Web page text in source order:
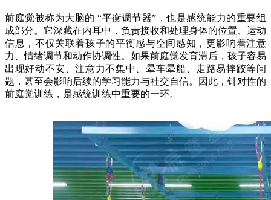
前庭觉被称为大脑的 “平衡调节器”，也是感统能力的重要组
成部分。它深藏在内耳中，负责接收和处理身体的位置、运动
信息，不仅关联着孩子的平衡感与空间感知，更影响着注意
力、情绪调节和动作协调性。如果前庭觉发育滞后，孩子容易
出现好动不安、注意力不集中、晕车晕船、走路易摔跤等问
题，甚至会影响后续的学习能力与社交自信。因此，针对性的
前庭觉训练，是感统训练中重要的一环。